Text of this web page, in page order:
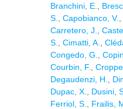
Branchini, E.
S.
Capobianco, V.
Carretero, J.
S.
Cimatti, A.
Congedo, G.
Courbin, F.
Degaudenzi, H.
Dupac, X.
Dusini,
Ferriol, S.
Frailis,